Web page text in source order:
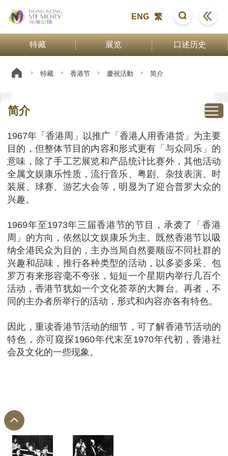
ENG 繁
特藏 展览 口述历史
特藏 香港节 慶祝活動 简介
简介
1967年「香港周」以推广「香港人用香港货」为主要
目的，但整体节目的内容和形式更有「与众同乐」的
意味，除了手工艺展览和产品统计比赛外，其他活动
全属文娱康乐性质，流行音乐、粤剧、杂技表演、时
装展、球赛、游艺大会等，明显为了迎合普罗大众的
兴趣。
1969年至1973年三届香港节的节目，承袭了「香港
周」的方向，依然以文娱康乐为主。既然香港节以吸
纳全港民众为目的，主办当局自然要顺应不同社群的
兴趣和品味，推行各种类型的活动，以多姿多采、包
罗万有来形容毫不夸张，短短一个星期内举行几百个
活动，香港节犹如一个文化荟萃的大舞台。再者，不
同的主办者所举行的活动，形式和内容亦各有特色。
因此，重读香港节活动的细节，可了解香港节活动的
特色，亦可窥探1960年代末至1970年代初，香港社
会及文化的一些现象。
图片